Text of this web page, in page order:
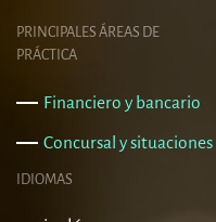
PRINCIPALES ÁREAS DE
PRÁCTICA
Financiero y bancario
Concursal y situaciones
IDIOMAS